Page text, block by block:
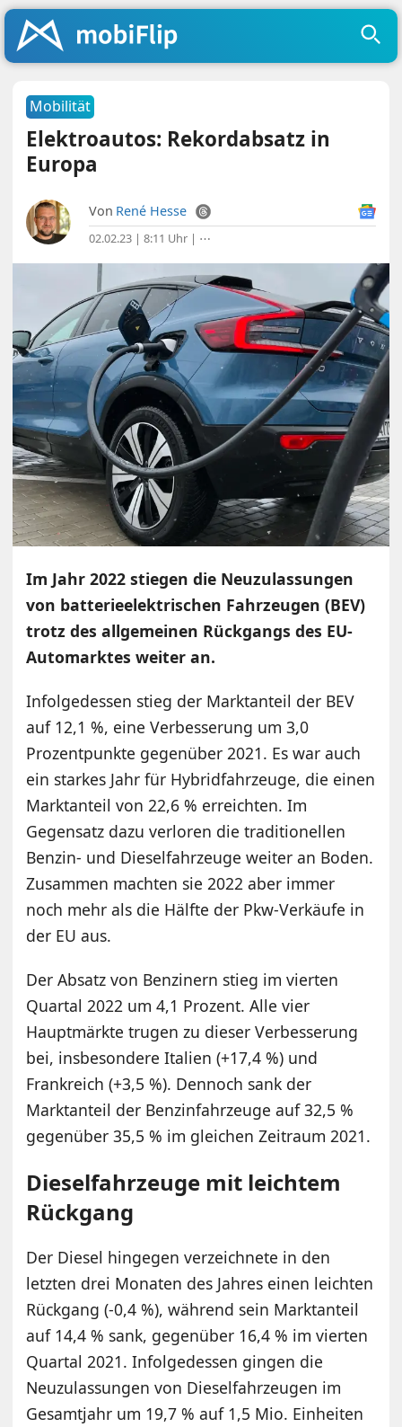
Mobilität
Elektroautos: Rekordabsatz in
Europa
Von René Hesse
02.02.23 | 8:11 Uhr | ⋯
Im Jahr 2022 stiegen die Neuzulassungen
von batterieelektrischen Fahrzeugen (BEV)
trotz des allgemeinen Rückgangs des EU-
Automarktes weiter an.
Infolgedessen stieg der Marktanteil der BEV
auf 12,1 %, eine Verbesserung um 3,0
Prozentpunkte gegenüber 2021. Es war auch
ein starkes Jahr für Hybridfahrzeuge, die einen
Marktanteil von 22,6 % erreichten. Im
Gegensatz dazu verloren die traditionellen
Benzin- und Dieselfahrzeuge weiter an Boden.
Zusammen machten sie 2022 aber immer
noch mehr als die Hälfte der Pkw-Verkäufe in
der EU aus.
Der Absatz von Benzinern stieg im vierten
Quartal 2022 um 4,1 Prozent. Alle vier
Hauptmärkte trugen zu dieser Verbesserung
bei, insbesondere Italien (+17,4 %) und
Frankreich (+3,5 %). Dennoch sank der
Marktanteil der Benzinfahrzeuge auf 32,5 %
gegenüber 35,5 % im gleichen Zeitraum 2021.
Dieselfahrzeuge mit leichtem
Rückgang
Der Diesel hingegen verzeichnete in den
letzten drei Monaten des Jahres einen leichten
Rückgang (-0,4 %), während sein Marktanteil
auf 14,4 % sank, gegenüber 16,4 % im vierten
Quartal 2021. Infolgedessen gingen die
Neuzulassungen von Dieselfahrzeugen im
Gesamtjahr um 19,7 % auf 1,5 Mio. Einheiten